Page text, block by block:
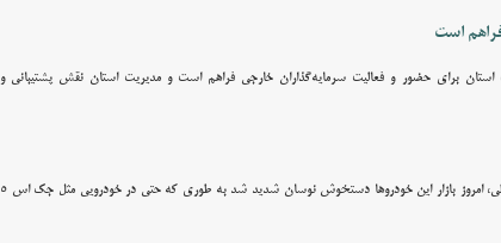
است
استان برای حضور و فعالیت سرمایه‌گذاران خارجی فراهم است و مدیریت استان نقش پشتیبانی و
وقت نیوز - با اعلام نتایج نوبت‌بندی تحویل خودروهای داخلی، امروز بازار این خودروها دستخوش نوسان شدید شد به طوری که حتی در خودرویی مثل جک اس ۵